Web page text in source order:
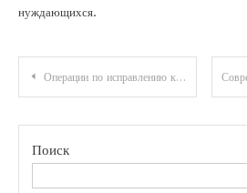
нуждающихся.
Навигация
по
записям
Операции по исправлению кривизны ног и увеличению роста
Поиск